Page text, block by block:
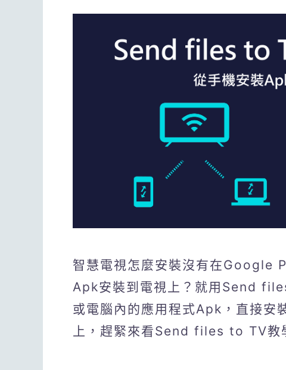
智慧電視怎麼安裝沒有在Google
Apk安裝到電視上？就用Send
或電腦內的應用程式Apk，直接
上，趕緊來看Send files to TV教